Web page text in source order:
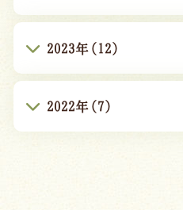
2023年(12)
2022年(7)